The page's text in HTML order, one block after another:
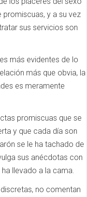
y a su vez
sus servicios son
más evidentes de lo
más que obvia, la
es meramente
promiscuas que se
y que cada día son
se le ha tachado de
sus anécdotas con
llevado a la cama.
no comentan